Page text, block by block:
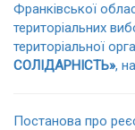
Франківської
територіальних
територіальної
СОЛІДАРНІСТЬ»,
Постанова про